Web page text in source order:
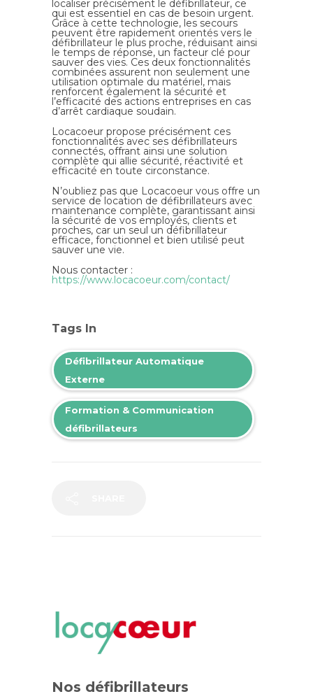
localiser précisément le défibrillateur, ce
qui est essentiel en cas de besoin urgent.
Grâce à cette technologie, les secours
peuvent être rapidement orientés vers le
défibrillateur le plus proche, réduisant ainsi
le temps de réponse, un facteur clé pour
sauver des vies. Ces deux fonctionnalités
combinées assurent non seulement une
utilisation optimale du matériel, mais
renforcent également la sécurité et
l’efficacité des actions entreprises en cas
d’arrêt cardiaque soudain.
Locacoeur propose précisément ces
fonctionnalités avec ses défibrillateurs
connectés, offrant ainsi une solution
complète qui allie sécurité, réactivité et
efficacité en toute circonstance.
N’oubliez pas que Locacoeur vous offre un
service de location de défibrillateurs avec
maintenance complète, garantissant ainsi
la sécurité de vos employés, clients et
proches, car un seul un défibrillateur
efficace, fonctionnel et bien utilisé peut
sauver une vie.
Nous contacter :
https://www.locacoeur.com/contact/
Tags In
Défibrillateur Automatique
Externe
Formation & Communication
défibrillateurs
Nos défibrillateurs